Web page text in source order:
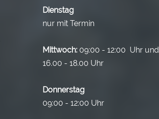
Dienstag
nur mit Termin
Mittwoch: 09:00 - 12:00 Uhr und
16.00 - 18.00 Uhr
Donnerstag
09:00 - 12:00 Uhr